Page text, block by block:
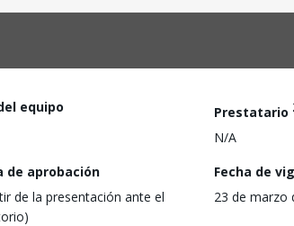
equipo Prestatario
N/A
de aprobación
de la presentación ante el
Fecha de
23 de marzo